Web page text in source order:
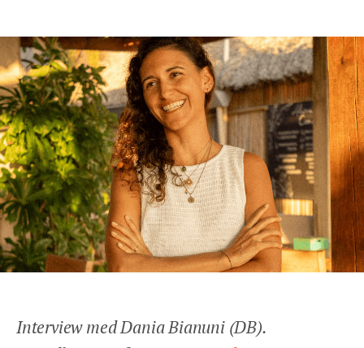
Interview med Dania Bianuni (DB).
ENGLISH
KONTAKT
REJSEFORSIKRING
BETINGELSER
PRIVATLIVSPOLITIK